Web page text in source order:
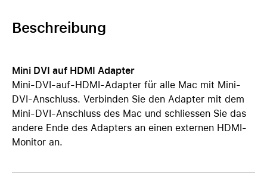
Beschreibung
Mini DVI auf HDMI Adapter
Mini-DVI-auf-HDMI-Adapter für alle Mac mit Mini-
DVI-Anschluss. Verbinden Sie den Adapter mit dem
Mini-DVI-Anschluss des Mac und schliessen Sie das
andere Ende des Adapters an einen externen HDMI-
Monitor an.